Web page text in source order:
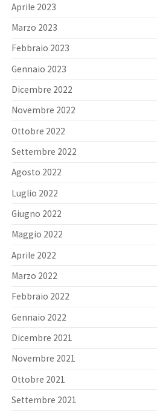
Aprile 2023
Marzo 2023
Febbraio 2023
Gennaio 2023
Dicembre 2022
Novembre 2022
Ottobre 2022
Settembre 2022
Agosto 2022
Luglio 2022
Giugno 2022
Maggio 2022
Aprile 2022
Marzo 2022
Febbraio 2022
Gennaio 2022
Dicembre 2021
Novembre 2021
Ottobre 2021
Settembre 2021